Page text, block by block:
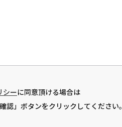
シーに同意頂ける場合は
認」ボタンをクリックしてください。